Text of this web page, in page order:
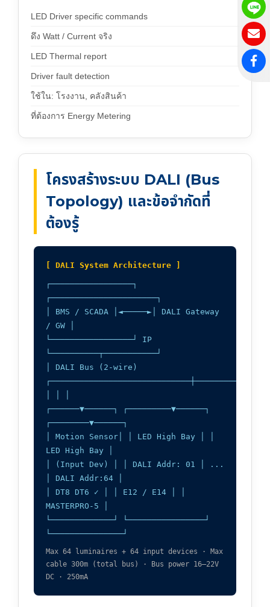
LED Driver specific commands
ดึง Watt / Current จริง
LED Thermal report
Driver fault detection
ใช้ใน: โรงงาน, คลังสินค้า
ที่ต้องการ Energy Metering
โครงสร้างระบบ DALI (Bus
Topology) และข้อจำกัดที่
ต้องรู้
[ DALI System Architecture ]
┌─────────────────┐
┌──────────────────────┐
│ BMS / SCADA │◄─────►│ DALI Gateway
/ GW │
└─────────────────┘ IP
└──────────┬───────────┘
│ DALI Bus (2-wire)
┌──────▼──────┐ ┌─────────▼──────┐
┌────────▼──────┐
│ Motion Sensor│ │ LED High Bay │ │
LED High Bay │
│ (Input Dev) │ │ DALI Addr: 01 │ ...
│ DALI Addr:64 │
│ DT8 DT6 ✓ │ │ E12 / E14 │ │
MASTERPRO-5 │
└─────────────┘ └────────────────┘
└───────────────┘
Max 64 luminaires + 64 input devices · Max
cable 300m (total bus) · Bus power 16–22V
DC · 250mA